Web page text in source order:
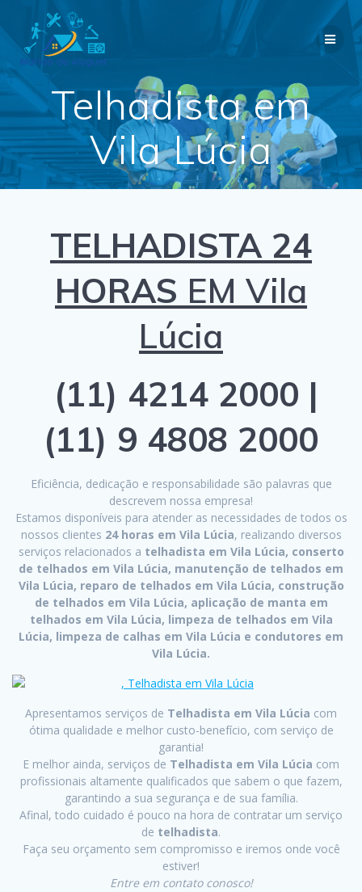
Telhadista em
Vila Lúcia
TELHADISTA 24
HORAS EM Vila
Lúcia
(11) 4214 2000 |
(11) 9 4808 2000
Eficiência, dedicação e responsabilidade são palavras que
descrevem nossa empresa!
Estamos disponíveis para atender as necessidades de todos os
nossos clientes 24 horas em Vila Lúcia, realizando diversos
serviços relacionados a telhadista em Vila Lúcia, conserto
de telhados em Vila Lúcia, manutenção de telhados em
Vila Lúcia, reparo de telhados em Vila Lúcia, construção
de telhados em Vila Lúcia, aplicação de manta em
telhados em Vila Lúcia, limpeza de telhados em Vila
Lúcia, limpeza de calhas em Vila Lúcia e condutores em
Vila Lúcia.
Apresentamos serviços de Telhadista em Vila Lúcia com
ótima qualidade e melhor custo-benefício, com serviço de
garantia!
E melhor ainda, serviços de Telhadista em Vila Lúcia com
profissionais altamente qualificados que sabem o que fazem,
garantindo a sua segurança e de sua família.
Afinal, todo cuidado é pouco na hora de contratar um serviço
de telhadista.
Faça seu orçamento sem compromisso e iremos onde você
estiver!
Entre em contato conosco!